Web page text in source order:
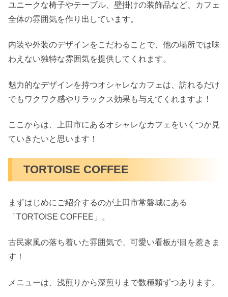
ユニークな椅子やテーブル、壁掛けの装飾品など、カフェ
全体の雰囲気を作り出しています。
内装や外装のデザインをこだわることで、他の場所では味
わえない独特な雰囲気を提供してくれます。
魅力的なデザインを持つオシャレなカフェは、訪れるだけ
でもワクワク感やリラックス効果も与えてくれますよ！
ここからは、上田市にあるオシャレなカフェをいくつか見
ていきたいと思います！
TORTOISE COFFEE
まずはじめにご紹介するのが上田市常磐城にある
「TORTOISE COFFEE」。
古民家風の落ち着いた雰囲気で、可愛い看板が目を惹きま
す！
メニューは、浅煎りから深煎りまで数種類ずつあります。